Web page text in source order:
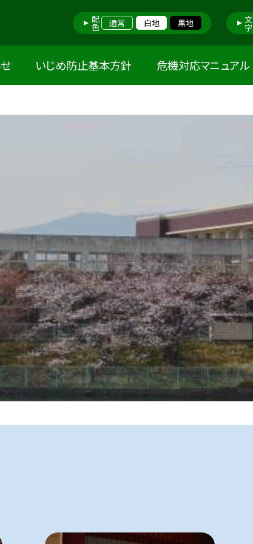
配色 通常 白地 黒地 文字
いじめ防止基本方針 危機対応マニュアル